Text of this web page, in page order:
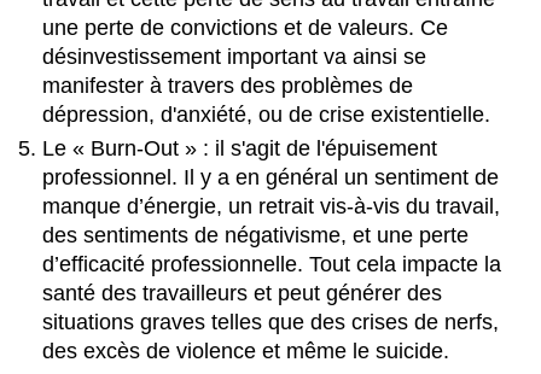
une perte de convictions et de valeurs. Ce
désinvestissement important va ainsi se
manifester à travers des problèmes de
dépression, d'anxiété, ou de crise existentielle.
Le « Burn-Out » : il s'agit de l'épuisement
professionnel. Il y a en général un sentiment de
manque d’énergie, un retrait vis-à-vis du travail,
des sentiments de négativisme, et une perte
d’efficacité professionnelle. Tout cela impacte la
santé des travailleurs et peut générer des
situations graves telles que des crises de nerfs,
des excès de violence et même le suicide.